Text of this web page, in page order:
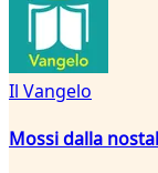
Il Vangelo
Mossi dalla